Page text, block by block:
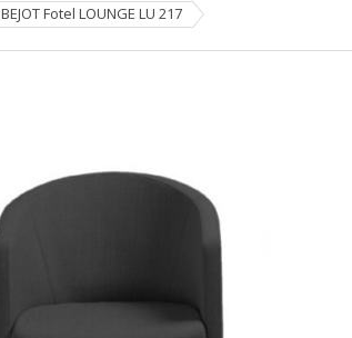
BEJOT Fotel LOUNGE LU 217